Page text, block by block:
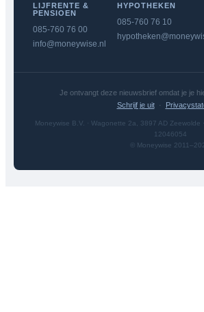
LIJFRENTE &
PENSIOEN
085-760 76 00
info@moneywise.nl
HYPOTHEKEN
085-760 76 10
Je ontvangt deze nieuwsbrief omdat je je
Schrijf je uit·
Moneywise B.V. · Wagonette 2a, 3897 AD Zeewolde
12046054
© Moneywise